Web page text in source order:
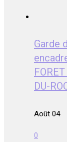
Garde
DU-
Août 04
0